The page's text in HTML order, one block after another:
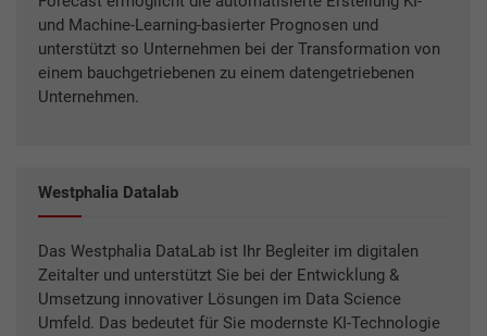
und Machine-Learning-basierter Prognosen und
unterstützt so Unternehmen bei der Transformation von
einem bauchgetriebenen zu einem datengetriebenen
Unternehmen.
Westphalia Datalab
Das Westphalia DataLab ist Ihr Begleiter im digitalen
Zeitalter und unterstützt Sie bei der Entwicklung &
Umsetzung innovativer Lösungen im Data Science
Umfeld. Das bedeutet für Sie modernste KI-Technologie